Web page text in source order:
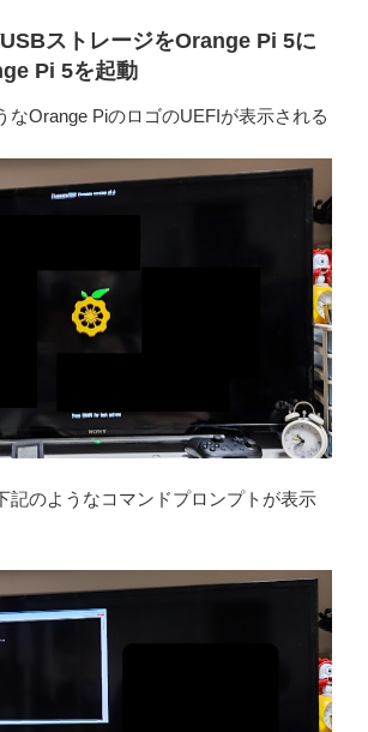
ストレージをOrange Pi 5に
Pi 5を起動
なOrange PiのロゴのUEFIが表示される
記のようなコマンドプロンプトが表示